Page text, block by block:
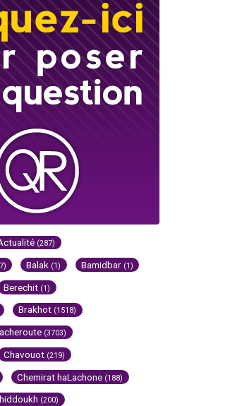
(287)
Balak (1) Bamidbar (1)
Berechit (1)
Brakhot (1518)
(3703)
Chavouot (219)
Chemirat haLachone (188)
(200)